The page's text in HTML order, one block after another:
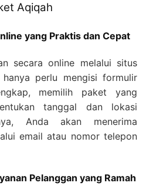
Aqiqah
yang Praktis dan Cepat
secara online melalui situs
perlu mengisi formulir
memilih paket yang
tanggal dan lokasi
Anda akan menerima
email atau nomor telepon
Pelanggan yang Ramah